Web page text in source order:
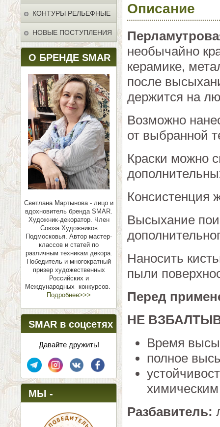
КОНТУРЫ РЕЛЬЕФНЫЕ
НОВЫЕ ПОСТУПЛЕНИЯ
О БРЕНДЕ SMAR
Светлана Мартынова - лицо и
вдохновитель бренда SMAR.
Художник-декоратор. Член
Союза Художников
Подмосковья. Автор мастер-
классов и статей по
различным техникам декора.
Победитель и многократный
призер художественных
Российских и
Международных конкурсов.
Подробнее>>>
SMAR в соцсетях
Давайте дружить!
МЫ -
ПОБЕДИТЕЛИ!
Описание
необычайно
керамике,
после
держится на
Возможно
от выбранной
Краски можно
Консистенция
Высыхание
Наносить
пыли
Перед
НЕ
Время
полное
Разбавитель: